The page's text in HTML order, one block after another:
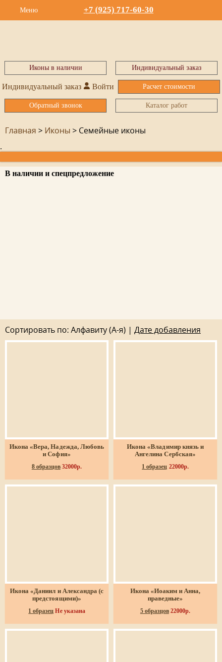
Меню +7 (925) 717-60-30
Иконы в наличии Индивидуальный заказ
Индивидуальный заказ Войти Расчет стоимости
Обратный звонок Каталог работ
Главная > Иконы > Семейные иконы
.
В наличии и спецпредложение
Сортировать по: Алфавиту (А-я) | Дате добавления
Икона «Вера, Надежда, Любовь
и София»
8 образцов 32000р.
Икона «Владимир князь и
Ангелина Сербская»
1 образец 22000р.
Икона «Даниил и Александра (с
предстоящими)»
1 образец Не указана
Икона «Иоаким и Анна,
праведные»
5 образцов 22000р.